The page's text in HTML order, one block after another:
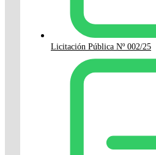
Licitación Pública Nº 002/25